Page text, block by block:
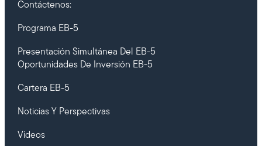
Contáctenos:
Programa EB-5
Presentación Simultánea Del EB-5
Oportunidades De Inversión EB-5
Cartera EB-5
Noticias Y Perspectivas
Videos